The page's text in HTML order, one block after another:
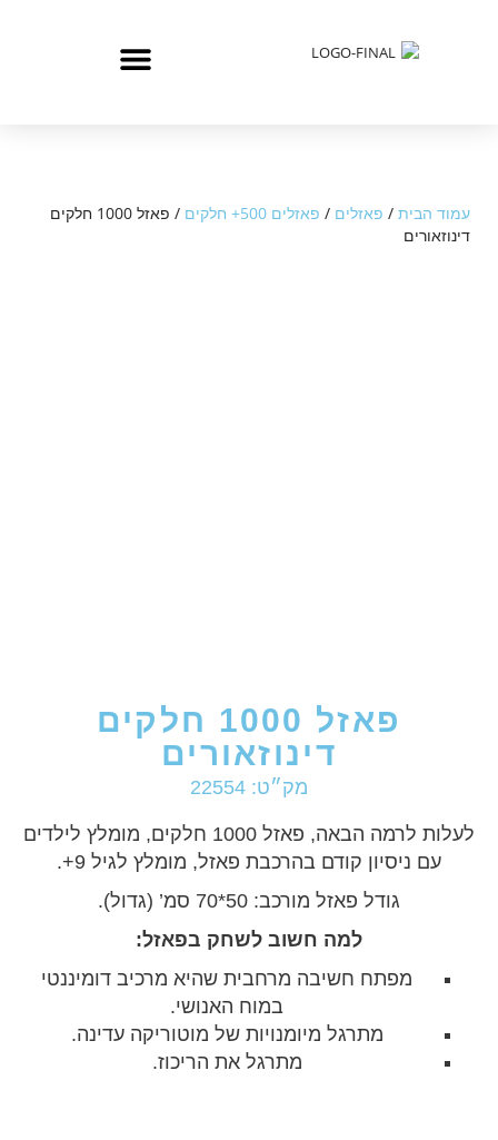
עמוד הבית / פאזלים / פאזלים 500+ חלקים
/ פאזל 1000 חלקים
דינוזאורים
פאזל 1000 חלקים
דינוזאורים
מק״ט: 22554
לעלות לרמה הבאה, פאזל 1000 חלקים, מומלץ לילדים
עם ניסיון קודם בהרכבת פאזל, מומלץ לגיל 9+.
גודל פאזל מורכב: 50*70 סמ’ (גדול).
למה חשוב לשחק בפאזל:
מפתח חשיבה מרחבית שהיא מרכיב דומיננטי
במוח האנושי.
מתרגל מיומנויות של מוטוריקה עדינה.
מתרגל את הריכוז.